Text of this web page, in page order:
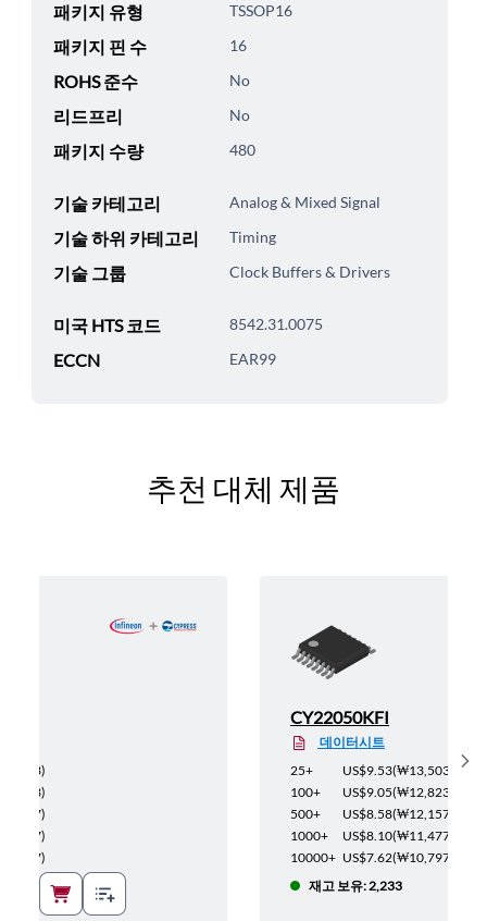
패키지 유형 TSSOP16
패키지 핀 수 16
ROHS 준수 No
리드프리 No
패키지 수량 480
기술 카테고리 Analog & Mixed Signal
기술 하위 카테고리 Timing
기술 그룹 Clock Buffers & Drivers
미국 HTS 코드 8542.31.0075
ECCN EAR99
추천 대체 제품
)
)
)
)
)
CY22050KFI
데이터시트
25+
US$9.53(₩13,503
100+
US$9.05(₩12,823
500+
US$8.58(₩12,157
1000+
US$8.10(₩11,477
10000+ US$7.62(₩10,797
재고 보유: 2,233